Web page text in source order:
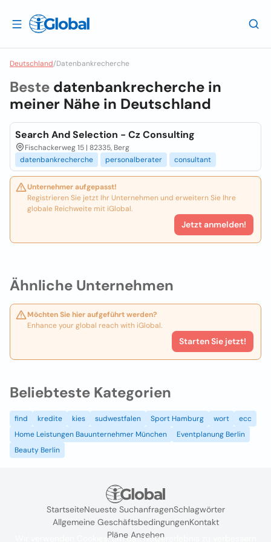
Deutschland/Datenbankrecherche
Ähnliche Unternehmen
Möchten Sie hier aufgeführt werden?
Enhance your global reach with iGlobal.
Starten Sie jetzt!
Beste datenbankrecherche in
meiner Nähe in Deutschland
Search And Selection - Cz Consulting
Fischackerweg 15 | 82335, Berg
datenbankrecherche
personalberater consultant
Unternehmer aufgepasst!
Registrieren Sie jetzt Ihr Unternehmen und erweitern Sie Ihre
globale Reichweite mit iGlobal.
Jetzt anmelden!
Beliebteste Kategorien
find kredite kies sudwestfalen Sport Hamburg wort
ecc
Home Leistungen Bauunternehmer München
Eventplanung Berlin
Beauty Berlin
StartseiteNeueste SuchanfragenSchlagwörter
Allgemeine GeschäftsbedingungenKontakt
Pläne Ansehen
Wir verwenden Cookies, um das Nutzererlebnis zu verbessern